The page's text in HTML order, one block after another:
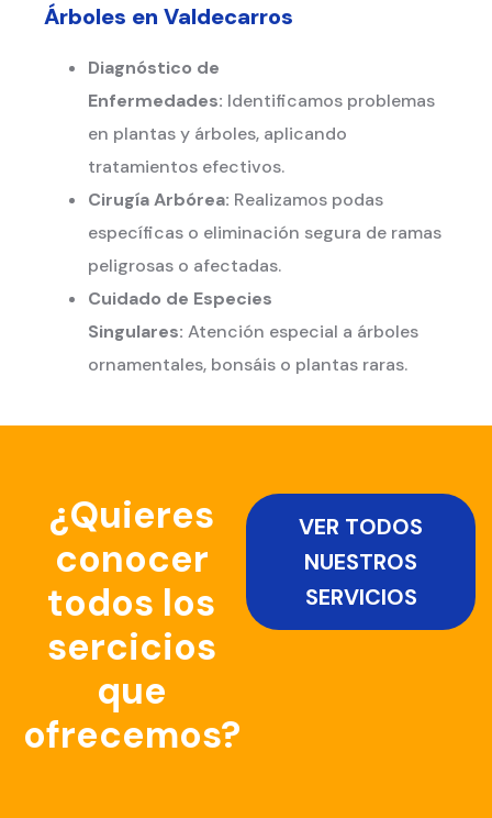
Árboles en Valdecarros
Diagnóstico de
Enfermedades: Identificamos problemas
en plantas y árboles, aplicando
tratamientos efectivos.
Cirugía Arbórea: Realizamos podas
específicas o eliminación segura de ramas
peligrosas o afectadas.
Cuidado de Especies
Singulares: Atención especial a árboles
ornamentales, bonsáis o plantas raras.
¿Quieres
conocer
todos los
sercicios
que
ofrecemos?
VER TODOS
NUESTROS
SERVICIOS